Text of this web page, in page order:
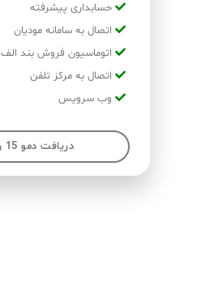
حسابداری پیشرفته
اتصال به سامانه مودیان
اتوماسیون فروش بند الف
اتصال به مرکز تلفن
وب سرویس
دریافت دمو 15 روزه